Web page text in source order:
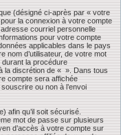
(désigné ci-après par « votre
la connexion à votre compte
courriel personnelle
pour votre compte
applicables dans le pays
nom d’utilisateur, de votre mot
la procédure
la discrétion de « ». Dans tous
compte sera affichée
ou non à l’envoi
afin qu’il soit sécurisé.
mot de passe sur plusieurs
d’accès à votre compte sur